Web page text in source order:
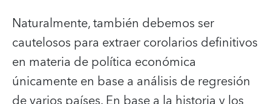
Naturalmente, también debemos ser
cautelosos para extraer corolarios definitivos
en materia de política económica
únicamente en base a análisis de regresión